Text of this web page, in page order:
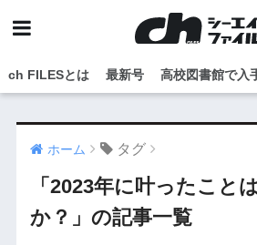
ch FILESとは 最新号 高校図書館で入
ホーム タグ
「2023年に叶ったこと
か？」の記事一覧